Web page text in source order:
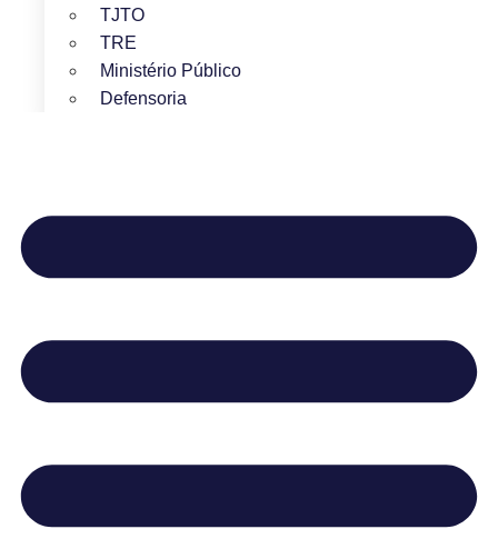
TJTO
TRE
Ministério Público
Defensoria